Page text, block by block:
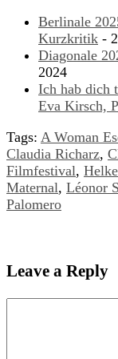
Berlinale
Kurzkritik -
Diagonale
2024
Ich hab dich
Eva Kirsch,
Tags: A Woman
Claudia Richarz,
Filmfestival,
Maternal, Léonor
Palomero
Leave a Reply